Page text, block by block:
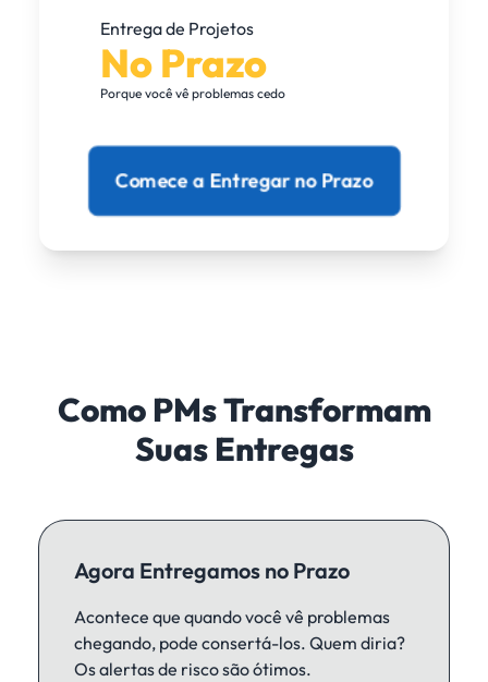
Entrega de Projetos
No Prazo
Porque você vê problemas cedo
Comece a Entregar no Prazo
Como PMs Transformam
Suas Entregas
Agora Entregamos no Prazo
Acontece que quando você vê problemas
chegando, pode consertá-los. Quem diria?
Os alertas de risco são ótimos.